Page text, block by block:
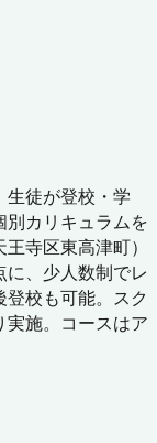
生徒が登校・学
別カリキュラムを
寺区東高津町）
、少人数制でレ
校も可能。スク
実施。コースはア